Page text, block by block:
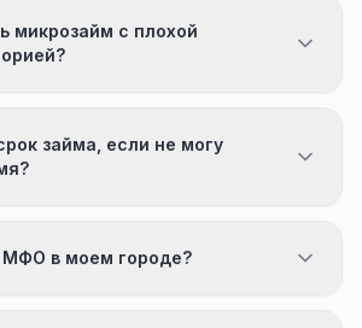
микрозайм с плохой
займа, если не могу
МФО в моем городе?